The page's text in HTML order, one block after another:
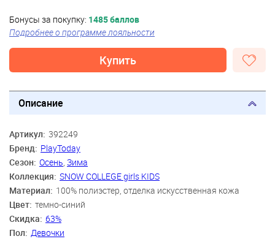
Бонусы за покупку: 1485 баллов
Подробнее о программе лояльности
Купить
Описание
Артикул: 392249
Бренд: PlayToday
Сезон: Осень Зима
Коллекция: SNOW COLLEGE girls KIDS
Материал: 100% полиэстер, отделка искусственная кожа
Цвет: темно-синий
Скидка: 63%
Пол: Девочки